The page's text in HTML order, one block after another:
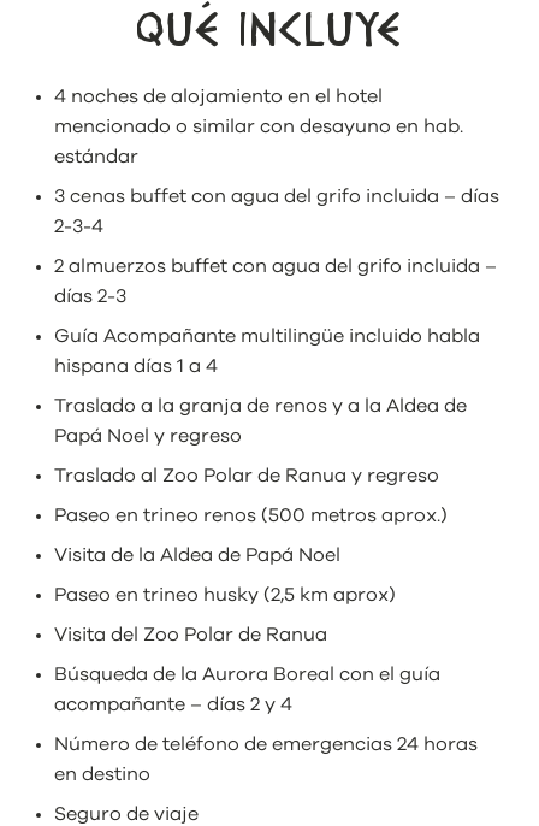
QUÉ INCLUYE
4 noches de alojamiento en el hotel
mencionado o similar con desayuno en hab.
estándar
3 cenas buffet con agua del grifo incluida – días
2-3-4
2 almuerzos buffet con agua del grifo incluida –
días 2-3
Guía Acompañante multilingüe incluido habla
hispana días 1 a 4
Traslado a la granja de renos y a la Aldea de
Papá Noel y regreso
Traslado al Zoo Polar de Ranua y regreso
Paseo en trineo renos (500 metros aprox.)
Visita de la Aldea de Papá Noel
Paseo en trineo husky (2,5 km aprox)
Visita del Zoo Polar de Ranua
Búsqueda de la Aurora Boreal con el guía
acompañante – días 2 y 4
Número de teléfono de emergencias 24 horas
en destino
Seguro de viaje